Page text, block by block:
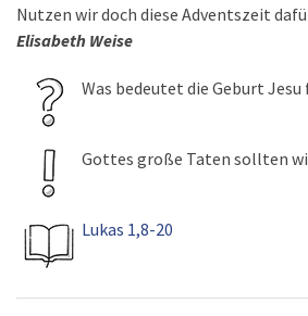
Nutzen wir doch diese Adventszeit
Elisabeth Weise
Was bedeutet die Geburt Jesu
Gottes große Taten sollten
Lukas 1,8-20